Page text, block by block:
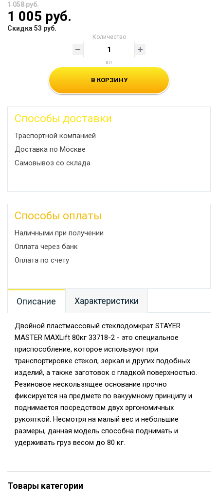
1 058 руб.
1 005 руб.
Скидка 53 руб.
Количество
шт
В КОРЗИНУ
Способы доставки
Траспортной компанией
Доставка по Москве
Самовывоз со склада
Способы оплаты
Наличными при получении
Оплата через банк
Оплата по счету
Описание Характеристики
Двойной пластмассовый стеклодомкрат STAYER
MASTER MAXLift 80кг 33718-2 - это специальное
приспособление, которое используют при
транспортировке стекол, зеркал и других подобных
изделий, а также заготовок с гладкой поверхностью.
Резиновое нескользящее основание прочно
фиксируется на предмете по вакуумному принципу и
поднимается посредством двух эргономичных
рукояткой. Несмотря на малый вес и небольшие
размеры, данная модель способна поднимать и
удерживать груз весом до 80 кг.
Товары категории